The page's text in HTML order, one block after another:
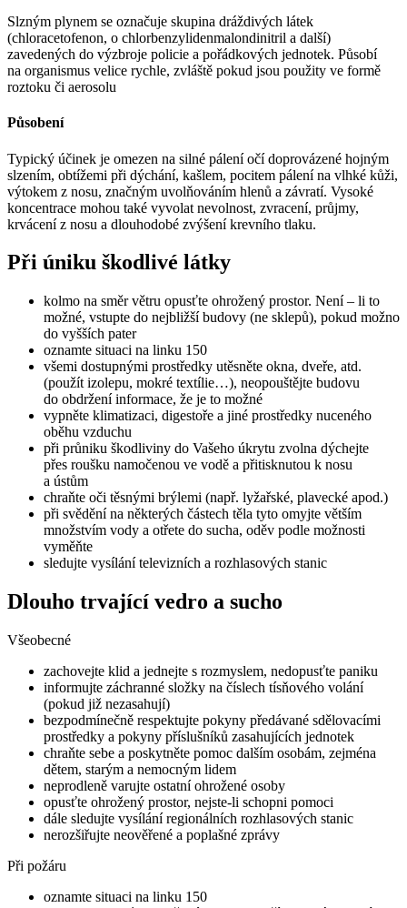
Slzným plynem se označuje skupina dráždivých látek
(chloracetofenon, o chlorbenzylidenmalondinitril a další)
zavedených do výzbroje policie a pořádkových jednotek. Působí
na organismus velice rychle, zvláště pokud jsou použity ve formě
roztoku či aerosolu
Působení
Typický účinek je omezen na silné pálení očí doprovázené hojným
slzením, obtížemi při dýchání, kašlem, pocitem pálení na vlhké kůži,
výtokem z nosu, značným uvolňováním hlenů a závratí. Vysoké
koncentrace mohou také vyvolat nevolnost, zvracení, průjmy,
krvácení z nosu a dlouhodobé zvýšení krevního tlaku.
Při úniku škodlivé látky
kolmo na směr větru opusťte ohrožený prostor. Není – li to
možné, vstupte do nejbližší budovy (ne sklepů), pokud možno
do vyšších pater
oznamte situaci na linku 150
všemi dostupnými prostředky utěsněte okna, dveře, atd.
(použít izolepu, mokré textílie…), neopouštějte budovu
do obdržení informace, že je to možné
vypněte klimatizaci, digestoře a jiné prostředky nuceného
oběhu vzduchu
při průniku škodliviny do Vašeho úkrytu zvolna dýchejte
přes roušku namočenou ve vodě a přitisknutou k nosu
a ústům
chraňte oči těsnými brýlemi (např. lyžařské, plavecké apod.)
při svědění na některých částech těla tyto omyjte větším
množstvím vody a otřete do sucha, oděv podle možnosti
vyměňte
sledujte vysílání televizních a rozhlasových stanic
Dlouho trvající vedro a sucho
Všeobecné
zachovejte klid a jednejte s rozmyslem, nedopusťte paniku
informujte záchranné složky na číslech tísňového volání
(pokud již nezasahují)
bezpodmínečně respektujte pokyny předávané sdělovacími
prostředky a pokyny příslušníků zasahujících jednotek
chraňte sebe a poskytněte pomoc dalším osobám, zejména
dětem, starým a nemocným lidem
neprodleně varujte ostatní ohrožené osoby
opusťte ohrožený prostor, nejste-li schopni pomoci
dále sledujte vysílání regionálních rozhlasových stanic
nerozšiřujte neověřené a poplašné zprávy
Při požáru
oznamte situaci na linku 150